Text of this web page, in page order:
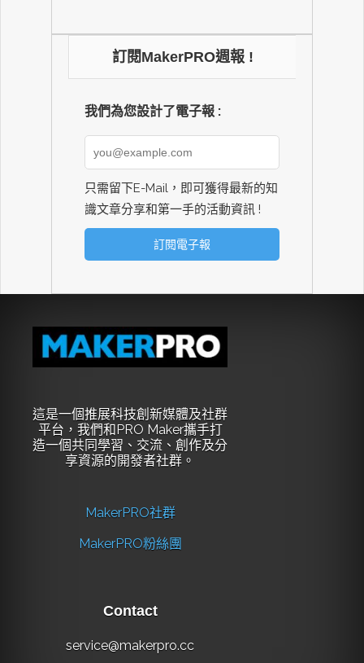
訂閱MakerPRO週報 !
我們為您設計了電子報 :
只需留下E-Mail，即可獲得最新的知
識文章分享和第一手的活動資訊 !
這是一個推展科技創新媒體及社群
平台，我們和PRO Maker攜手打
造一個共同學習、交流、創作及分
享資源的開發者社群。
MakerPRO社群
MakerPRO粉絲團
Contact
service@makerpro.cc